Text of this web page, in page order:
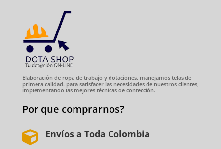
Elaboración de ropa de trabajo y dotaciones. manejamos telas de
primera calidad. para satisfacer las necesidades de nuestros clientes,
implementando las mejores técnicas de confección.
Por que comprarnos?
 Envíos a Toda Colombia